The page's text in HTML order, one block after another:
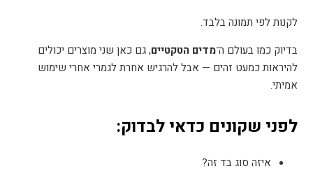
לקנות לפי תמונה בלבד.
בדיוק כמו בעולם ה־מדים הטקטיים,גם כאן שני מוצרים יכולים
להיראות כמעט זהים — אבל להרגיש אחרת לגמרי אחרי שימוש
אמיתי.
לפני שקונים כדאי לבדוק:
איזה סוג בד זה?